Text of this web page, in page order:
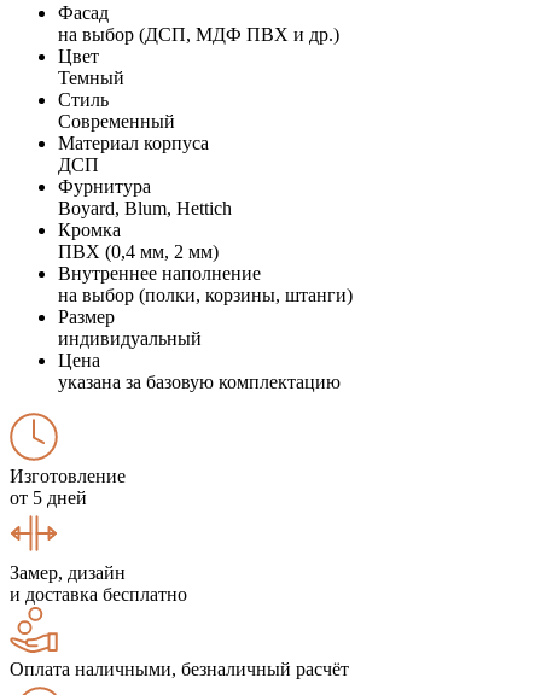
Фасад
на выбор (ДСП, МДФ ПВХ и др.)
Цвет
Темный
Стиль
Современный
Материал корпуса
ДСП
Фурнитура
Boyard, Blum, Hettich
Кромка
ПВХ (0,4 мм, 2 мм)
Внутреннее наполнение
на выбор (полки, корзины, штанги)
Размер
индивидуальный
Цена
указана за базовую комплектацию
Изготовление
от 5 дней
Замер, дизайн
и доставка бесплатно
Оплата наличными, безналичный расчёт